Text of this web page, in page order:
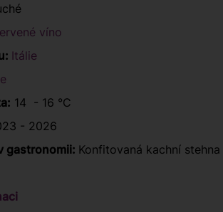
víno
Itálie
14 - 16 °C
- 2026
gastronomii: Konfitovaná kachní